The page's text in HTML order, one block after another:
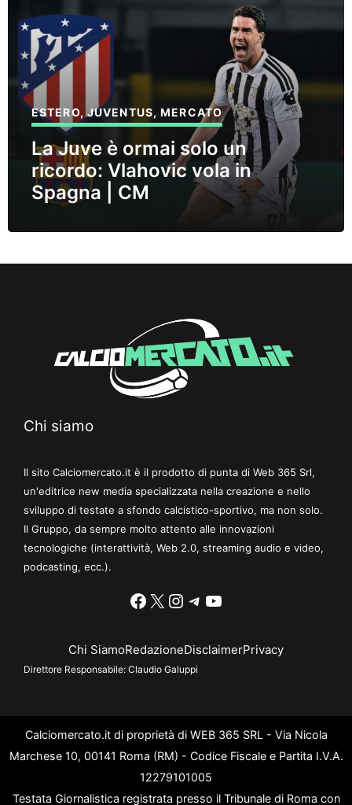
ESTERO, JUVENTUS,MERCATO
La Juve è ormai solo un
ricordo: Vlahovic vola in
Spagna | CM
Chi siamo
Il sito Calciomercato.it è il prodotto di punta di Web 365 Srl,
un'editrice new media specializzata nella creazione e nello
sviluppo di testate a sfondo calcistico-sportivo, ma non solo.
Il Gruppo, da sempre molto attento alle innovazioni
tecnologiche (interattività, Web 2.0, streaming audio e video,
podcasting, ecc.).
Facebook
X Instagram
Telegram
YouTube
Chi SiamoRedazioneDisclaimerPrivacy
Direttore Responsabile: Claudio Galuppi
Calciomercato.it di proprietà di WEB 365 SRL - Via Nicola
Marchese 10, 00141 Roma (RM) - Codice Fiscale e Partita I.V.A.
12279101005
Testata Giornalistica registrata presso il Tribunale di Roma con